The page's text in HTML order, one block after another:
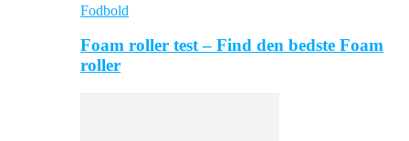
Fodbold
Foam roller test – Find den bedste Foam
roller